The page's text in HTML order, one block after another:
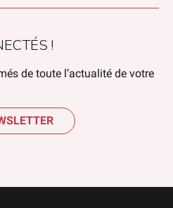
!
de toute l’actualité de votre